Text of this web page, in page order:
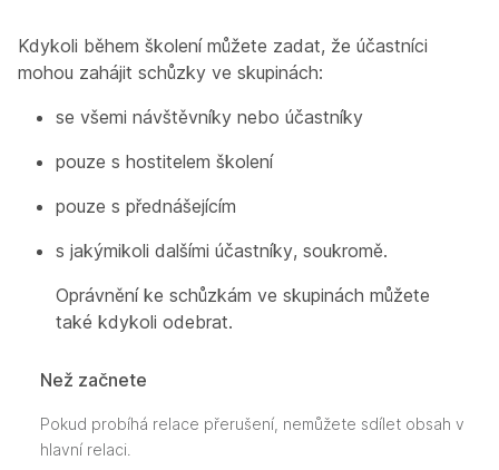
Kdykoli během školení můžete zadat, že účastníci
mohou zahájit schůzky ve skupinách:
se všemi návštěvníky nebo účastníky
pouze s hostitelem školení
pouze s přednášejícím
s jakýmikoli dalšími účastníky, soukromě.
Oprávnění ke schůzkám ve skupinách můžete
také kdykoli odebrat.
Než začnete
Pokud probíhá relace přerušení, nemůžete sdílet obsah v
hlavní relaci.